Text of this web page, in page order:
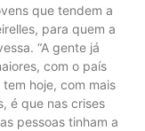
que tendem a
para quem a
“A gente já
com o país
hoje, com mais
é que nas crises
pessoas tinham a